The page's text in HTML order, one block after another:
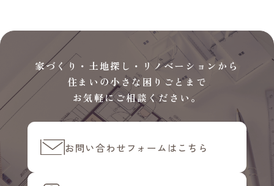
家づくり・土地探し・リノベーションから
住まいの小さな困りごとまで
お気軽にご相談ください。
お問い合わせ フォームはこちら